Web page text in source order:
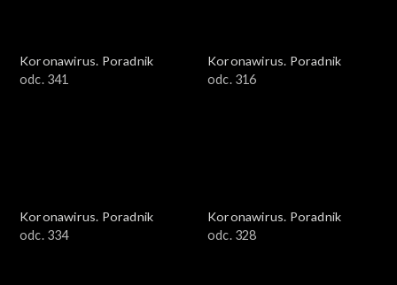
Koronawirus. Poradnik
odc. 341
Koronawirus. Poradnik
odc. 316
Koronawirus. Poradnik
odc. 334
Koronawirus. Poradnik
odc. 328